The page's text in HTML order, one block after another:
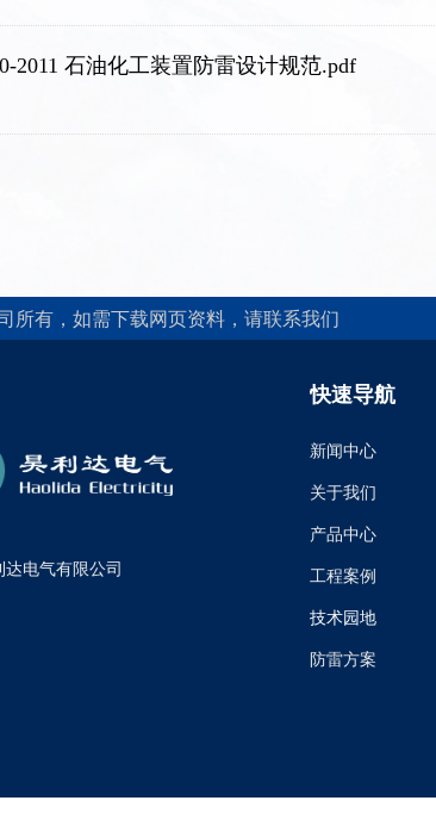
2011 石油化工装置防雷设计规范.pdf
快速导航
新闻中心
关于我们
产品中心
工程案例
技术园地
防雷方案
达电气有限公司
所有，如需下载网页资料，请联系我们